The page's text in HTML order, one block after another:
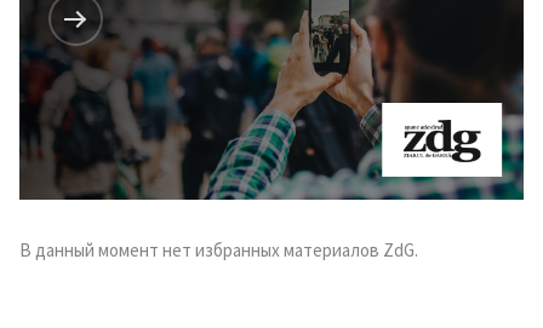
В данный момент нет избранных материалов ZdG.